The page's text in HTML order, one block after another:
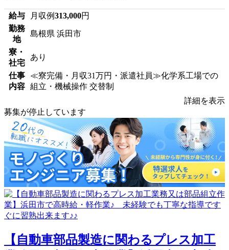
給与 月収例313,000円
勤務
地
島根県 浜田市
寮・
社宅
あり
仕事
内容
≪寮完備・月収31万円・派遣社員≫化学系工場での
組立・機械操作 交替制
詳細を表示
募集が停止しています
【自動車部品製造に関わるプレス加工